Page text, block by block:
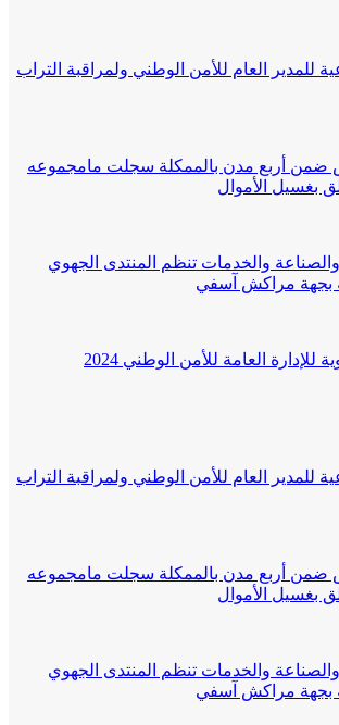
للمدير العام للأمن الوطني ولمراقبة التراب
ضمن أربع مدن بالممكلة سجلت مامجموعه
والخدمات تنظم المنتدى الجهوي
بجهة مراكش آسفي
للإدارة العامة للأمن الوطني 2024
للمدير العام للأمن الوطني ولمراقبة التراب
ضمن أربع مدن بالممكلة سجلت مامجموعه
والخدمات تنظم المنتدى الجهوي
بجهة مراكش آسفي